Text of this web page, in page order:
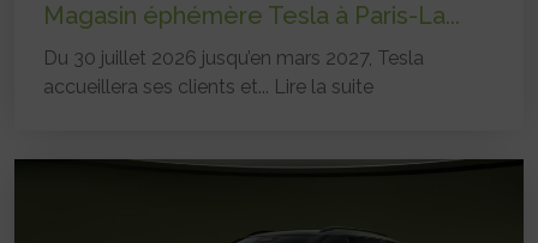
Magasin éphémère Tesla à Paris-La...
Du 30 juillet 2026 jusqu’en mars 2027, Tesla
accueillera ses clients et... Lire la suite